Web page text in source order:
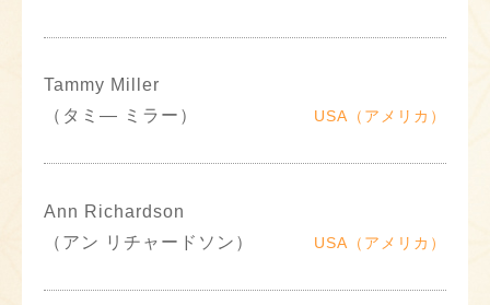
Tammy Miller
（タミ― ミラー）
USA（アメリカ）
Ann Richardson
（アン リチャードソン）
USA（アメリカ）